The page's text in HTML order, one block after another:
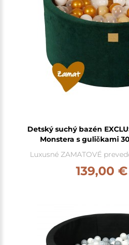
Detský suchý bazén
Monstera s guličkami
Luxusné ZAMATOVÉ
139,00 €